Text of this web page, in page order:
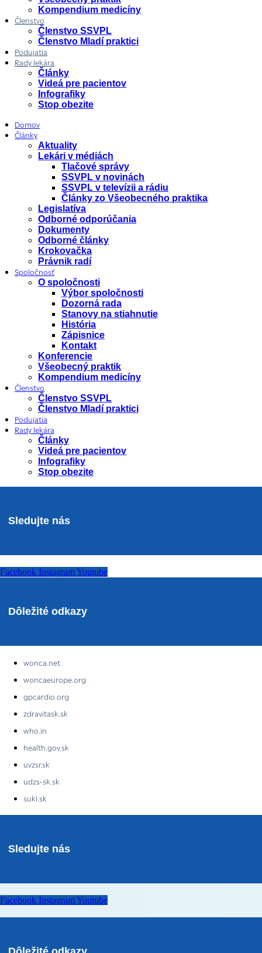
Kompendium medicíny
Členstvo
Členstvo SSVPL
Členstvo Mladí praktici
Podujatia
Rady lekára
Články
Videá pre pacientov
Infografiky
Stop obezite
Domov
Články
Aktuality
Lekári v médiách
Tlačové správy
SSVPL v novinách
SSVPL v televízii a rádiu
Články zo Všeobecného praktika
Legislatíva
Odborné odporúčania
Dokumenty
Odborné články
Krokovačka
Právnik radí
Spoločnosť
O spoločnosti
Výbor spoločnosti
Dozorná rada
Stanovy na stiahnutie
História
Zápisnice
Kontakt
Konferencie
Všeobecný praktik
Kompendium medicíny
Členstvo
Členstvo SSVPL
Členstvo Mladí praktici
Podujatia
Rady lekára
Články
Videá pre pacientov
Infografiky
Stop obezite
Sledujte nás
Facebook Instagram Youtube
Dôležité odkazy
wonca.net
woncaeurope.org
gpcardio.org
zdravitask.sk
who.in
health.gov.sk
uvzsr.sk
udzs-sk.sk
sukl.sk
Sledujte nás
Facebook Instagram Youtube